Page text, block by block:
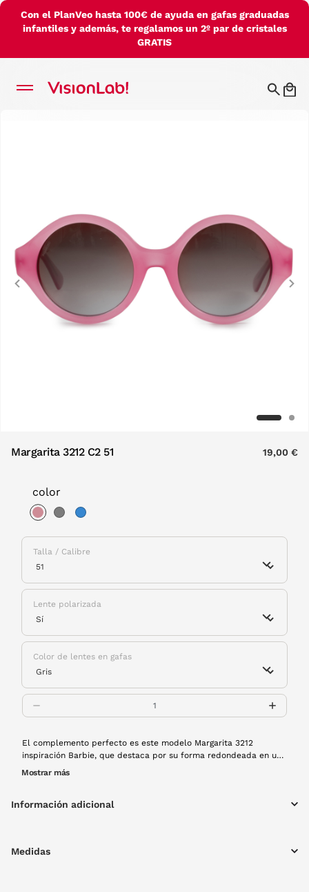
Con el PlanVeo hasta 100€ de ayuda en gafas graduadas
infantiles y además, te regalamos un 2º par de cristales
GRATIS
Previous
Margarita 3212 C2 51 19,00 €
color
Talla / Calibre
Lente polarizada
Color de lentes en gafas
El complemento perfecto es este modelo Margarita 3212
inspiración Barbie, que destaca por su forma redondeada en un
color rosa brillante con lentes polarizadas. Disfruta esta
Mostrar más
Información adicional
Medidas